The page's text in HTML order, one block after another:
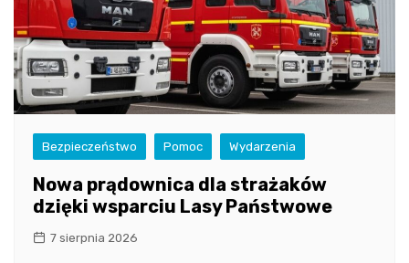
Bezpieczeństwo Pomoc Wydarzenia
Nowa prądownica dla strażaków
dzięki wsparciu Lasy Państwowe
7 sierpnia 2026